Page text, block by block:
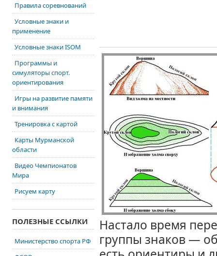
Настало время
группы знаков —
Правила соревнований
Условные знаки и
применение
Условные знаки ISOM
Программы и
симуляторы спорт.
ориентирования
Игры на развитие памяти
и внимания
Тренировка с картой
Карты Мурманской
области
Видео Чемпионатов
Мира
Рисуем карту
ПОЛЕЗНЫЕ ССЫЛКИ
Министерство спорта РФ